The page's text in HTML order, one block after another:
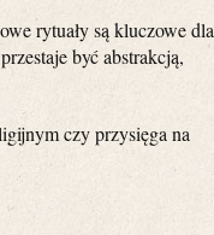
rytuały są kluczowe dla
być abstrakcją,
czy przysięga na